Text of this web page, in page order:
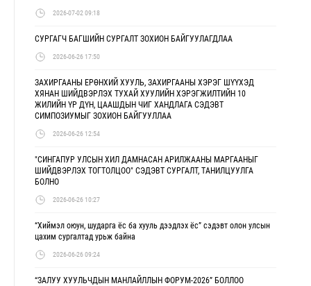
2026-07-02 09:18
СУРГАГЧ БАГШИЙН СУРГАЛТ ЗОХИОН БАЙГУУЛАГДЛАА
2026-06-26 17:50
ЗАХИРГААНЫ ЕРӨНХИЙ ХУУЛЬ, ЗАХИРГААНЫ ХЭРЭГ ШҮҮХЭД
ХЯНАН ШИЙДВЭРЛЭХ ТУХАЙ ХУУЛИЙН ХЭРЭГЖИЛТИЙН 10
ЖИЛИЙН ҮР ДҮН, ЦААШДЫН ЧИГ ХАНДЛАГА СЭДЭВТ
СИМПОЗИУМЫГ ЗОХИОН БАЙГУУЛЛАА
2026-06-26 12:54
"СИНГАПУР УЛСЫН ХИЛ ДАМНАСАН АРИЛЖААНЫ МАРГААНЫГ
ШИЙДВЭРЛЭХ ТОГТОЛЦОО" СЭДЭВТ СУРГАЛТ, ТАНИЛЦУУЛГА
БОЛНО
2026-06-26 10:27
“Хиймэл оюун, шударга ёс ба хууль дээдлэх ёс” сэдэвт олон улсын
цахим сургалтад урьж байна
2026-06-26 09:24
“ЗАЛУУ ХУУЛЬЧДЫН МАНЛАЙЛЛЫН ФОРУМ-2026” БОЛЛОО